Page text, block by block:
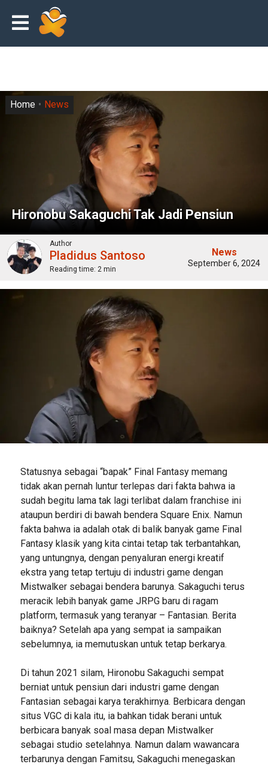
Hironobu Sakaguchi Tak Jadi Pensiun
Home News
Author
Pladidus Santoso
Reading time: 2 min
News
September 6, 2024
Statusnya sebagai “bapak” Final Fantasy memang
tidak akan pernah luntur terlepas dari fakta bahwa ia
sudah begitu lama tak lagi terlibat dalam franchise ini
ataupun berdiri di bawah bendera Square Enix. Namun
fakta bahwa ia adalah otak di balik banyak game Final
Fantasy klasik yang kita cintai tetap tak terbantahkan,
yang untungnya, dengan penyaluran energi kreatif
ekstra yang tetap tertuju di industri game dengan
Mistwalker sebagai bendera barunya. Sakaguchi terus
meracik lebih banyak game JRPG baru di ragam
platform, termasuk yang teranyar – Fantasian. Berita
baiknya? Setelah apa yang sempat ia sampaikan
sebelumnya, ia memutuskan untuk tetap berkarya.
Di tahun 2021 silam, Hironobu Sakaguchi sempat
berniat untuk pensiun dari industri game dengan
Fantasian sebagai karya terakhirnya. Berbicara dengan
situs VGC di kala itu, ia bahkan tidak berani untuk
berbicara banyak soal masa depan Mistwalker
sebagai studio setelahnya. Namun dalam wawancara
terbarunya dengan Famitsu, Sakaguchi menegaskan